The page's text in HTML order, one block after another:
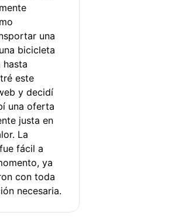
una
bicicleta
hasta
este
y decidí
una oferta
justa en
La
fácil a
ya
con toda
necesaria.